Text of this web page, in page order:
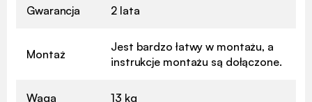
Gwarancja 2 lata
Montaż
Jest bardzo łatwy w montażu, a
instrukcje montażu są dołączone.
Waga 13 kg